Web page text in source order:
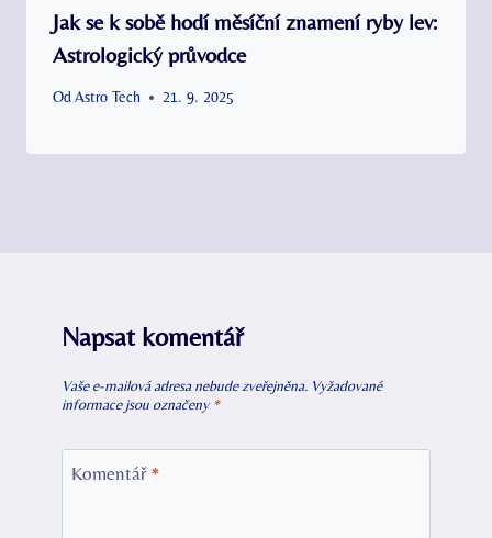
Jak se k sobě hodí měsíční znamení ryby lev:
Astrologický průvodce
OdAstro Tech 21. 9. 2025
Napsat komentář
Vaše e-mailová adresa nebude zveřejněna. Vyžadované
informace jsou označeny *
Komentář *